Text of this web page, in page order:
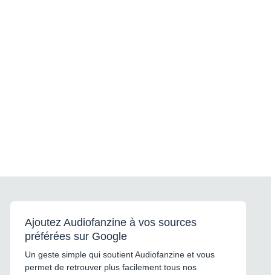
Ajoutez Audiofanzine à vos sources
préférées sur Google
Un geste simple qui soutient Audiofanzine et vous
permet de retrouver plus facilement tous nos